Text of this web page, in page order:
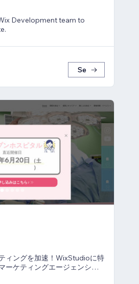
Development team to
Se
ィングを加速！WixStudioに特
ーケティングエージェンシー